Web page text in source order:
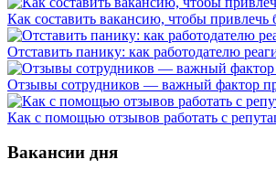
Как составить вакансию, чтобы
Отставить панику: как работодателю
Отзывы сотрудников — важный фактор
Как с помощью отзывов работать с
Вакансии дня